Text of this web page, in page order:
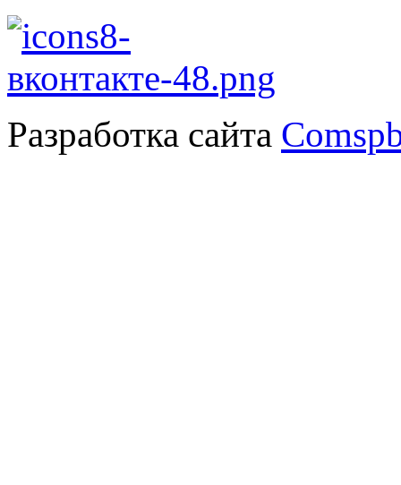
Разработка сайта